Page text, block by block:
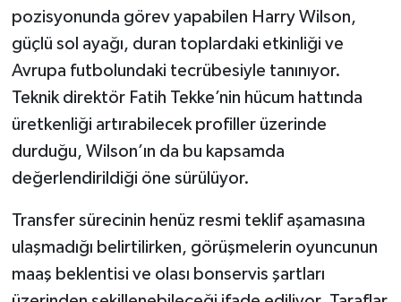
pozisyonunda görev yapabilen Harry Wilson,
güçlü sol ayağı, duran toplardaki etkinliği ve
Avrupa futbolundaki tecrübesiyle tanınıyor.
Teknik direktör Fatih Tekke’nin hücum hattında
üretkenliği artırabilecek profiller üzerinde
durduğu, Wilson’ın da bu kapsamda
değerlendirildiği öne sürülüyor.
Transfer sürecinin henüz resmi teklif aşamasına
ulaşmadığı belirtilirken, görüşmelerin oyuncunun
maaş beklentisi ve olası bonservis şartları